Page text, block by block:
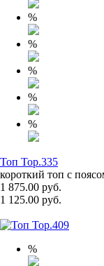
%
%
%
%
%
Топ Top.335
короткий топ с
1 875.00 руб.
1 125.00 руб.
%